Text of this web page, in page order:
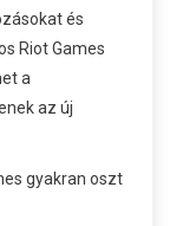
és
Riot Games
a
az új
gyakran oszt